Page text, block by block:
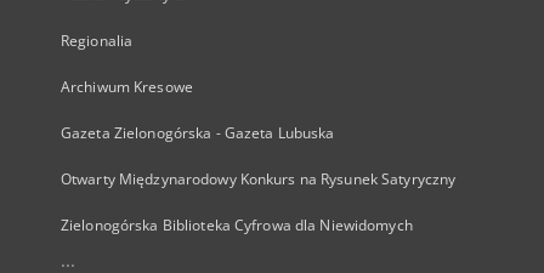
Regionalia
Archiwum Kresowe
Gazeta Zielonogórska - Gazeta Lubuska
Otwarty Międzynarodowy Konkurs na Rysunek Satyryczny
Zielonogórska Biblioteka Cyfrowa dla Niewidomych
...